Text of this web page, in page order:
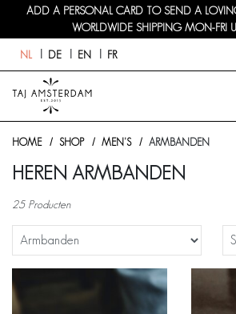
ADD A PERSONAL CARD TO SEND A
WORLDWIDE SHIPPING MON-FRI
NL DE EN FR
HOME SHOP MEN'S ARMBANDEN
HEREN ARMBANDEN
25 Producten